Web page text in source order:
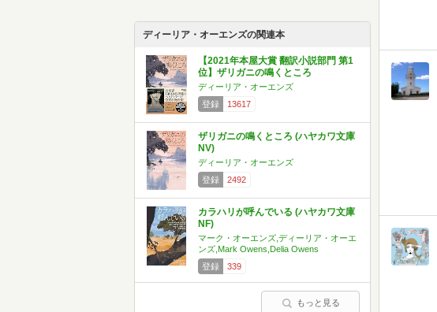
ディーリア・オーエンズの関連本
【2021年本屋大賞 翻訳小説部門 第1
位】ザリガニの鳴くところ
ディーリア・オーエンズ
登録
13617
ザリガニの鳴くところ (ハヤカワ文庫
NV)
ディーリア・オーエンズ
登録
2492
カラハリが呼んでいる (ハヤカワ文庫
NF)
マーク・オーエンズ,ディーリア・オーエ
ンズ,Mark Owens,Delia Owens
登録
339
もっと見る